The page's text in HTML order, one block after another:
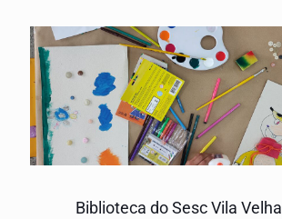
Biblioteca do Sesc Vila Velha